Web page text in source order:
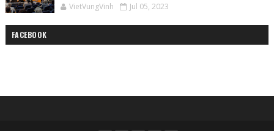
VietVungVinh Jul 05, 2023
FACEBOOK